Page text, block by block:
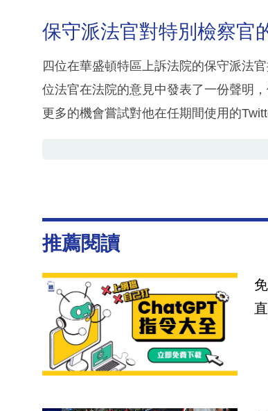
保守派法官對特別檢察官
四位在華盛頓特區上訴法院的保守派法
位法官在法院的意見中發表了一份聲明
更多的機會嘗試對他在任期間使用的
推薦閱讀